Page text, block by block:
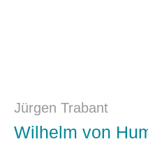
Jürgen Trabant
Wilhelm von